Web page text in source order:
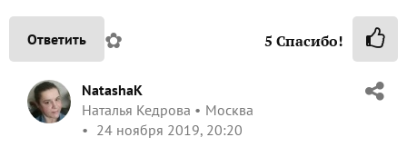
Ответить ✿ 5 Спасибо!
NatashaK
Наталья Кедрова
Москва
24 ноября 2019, 20:20